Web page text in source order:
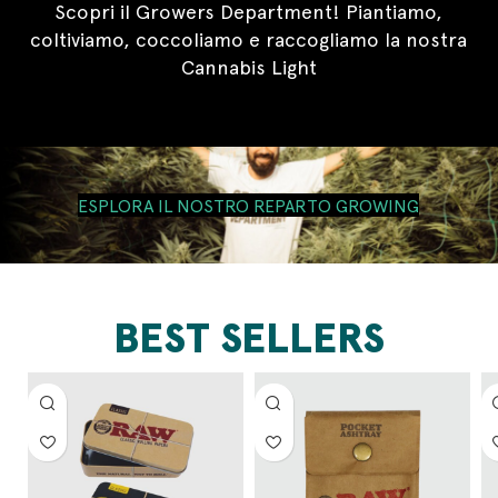
Scopri il Growers Department! Piantiamo,
coltiviamo, coccoliamo e raccogliamo la nostra
Cannabis Light
ESPLORA IL NOSTRO REPARTO GROWING
BEST SELLERS